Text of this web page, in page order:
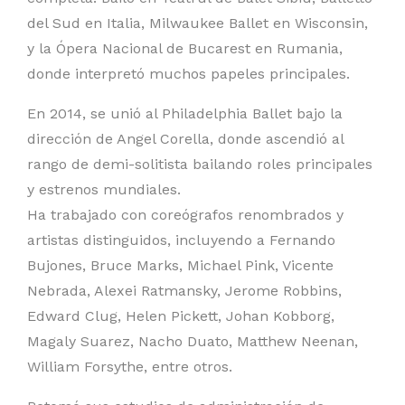
del Sud en Italia, Milwaukee Ballet en Wisconsin,
y la Ópera Nacional de Bucarest en Rumania,
donde interpretó muchos papeles principales.
En 2014, se unió al Philadelphia Ballet bajo la
dirección de Angel Corella, donde ascendió al
rango de demi-solitista bailando roles principales
y estrenos mundiales.
Ha trabajado con coreógrafos renombrados y
artistas distinguidos, incluyendo a Fernando
Bujones, Bruce Marks, Michael Pink, Vicente
Nebrada, Alexei Ratmansky, Jerome Robbins,
Edward Clug, Helen Pickett, Johan Kobborg,
Magaly Suarez, Nacho Duato, Matthew Neenan,
William Forsythe, entre otros.